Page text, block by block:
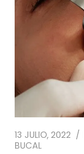
NUESTRO EQUIPO
SEGUROS DENTALES
13 JULIO, 2022
BUCAL